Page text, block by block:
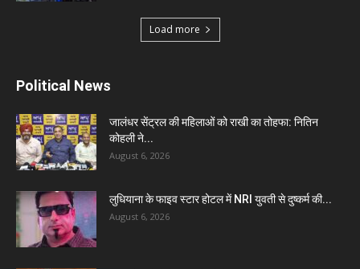
Load more
Political News
जालंधर सेंट्रल की महिलाओं को राखी का तोहफा: नितिन
कोहली ने...
August 6, 2026
लुधियाना के फाइव स्टार होटल में NRI युवती से दुष्कर्म की...
August 6, 2026